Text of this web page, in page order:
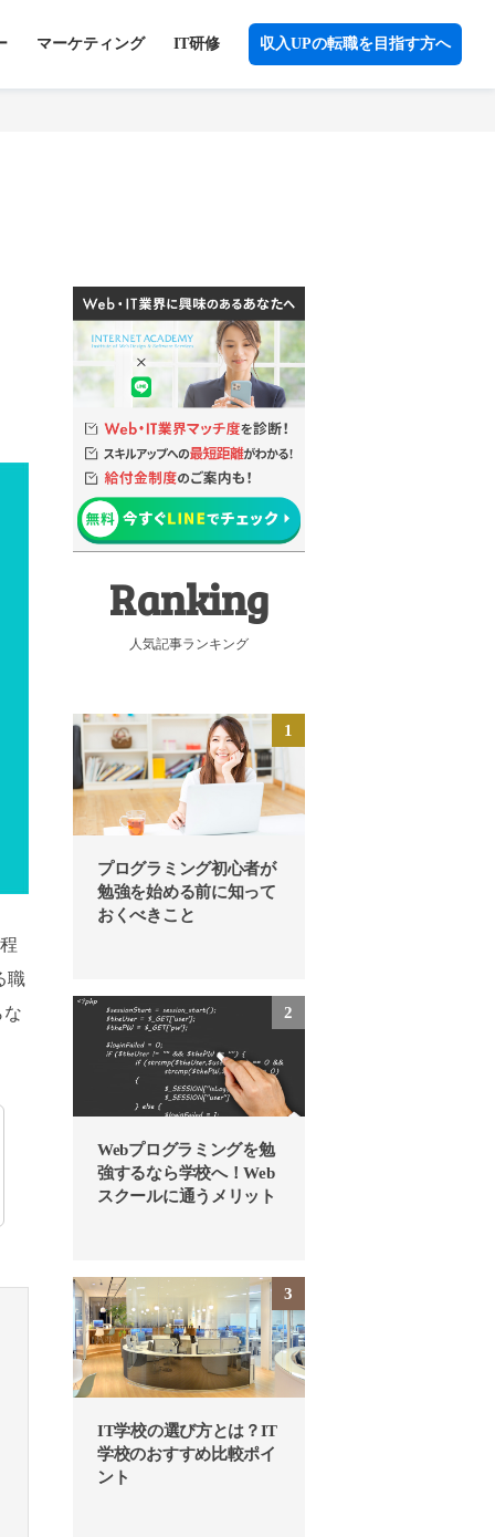
マーケティング IT研修 収入UPの転職を目指す方へ
職
な
人気記事ランキング
プログラミング初心者が
勉強を始める前に知って
おくべきこと
Webプログラミングを勉
強するなら学校へ！Web
スクールに通うメリット
IT学校の選び方とは？IT
学校のおすすめ比較ポイ
ント